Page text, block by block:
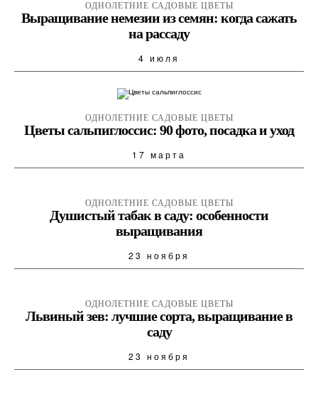
ОДНОЛЕТНИЕ САДОВЫЕ ЦВЕТЫ
Выращивание немезии из семян: когда сажать
на рассаду
4 июля
ОДНОЛЕТНИЕ САДОВЫЕ ЦВЕТЫ
Цветы сальпиглоссис: 90 фото, посадка и уход
17 марта
ОДНОЛЕТНИЕ САДОВЫЕ ЦВЕТЫ
Душистый табак в саду: особенности
выращивания
23 ноября
ОДНОЛЕТНИЕ САДОВЫЕ ЦВЕТЫ
Львиный зев: лучшие сорта, выращивание в
саду
23 ноября